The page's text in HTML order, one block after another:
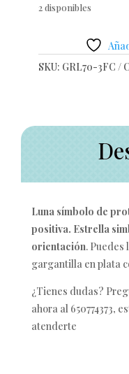
2 disponibles
SKU: GRL70-3FC
Luna símbolo de
positiva. Estrella
orientación. Puedes
gargantilla en plata
¿Tienes dudas?
ahora al 650774373,
atenderte